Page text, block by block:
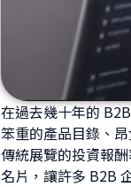
在過去幾十年的
笨重的產品目錄、
傳統展覽的投資報
名片，讓許多 B2B